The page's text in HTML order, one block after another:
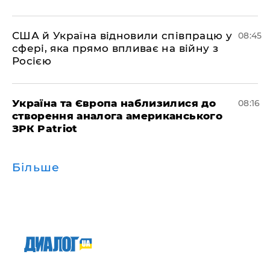
США й Україна відновили співпрацю у
сфері, яка прямо впливає на війну з
Росією
08:45
Україна та Європа наблизилися до
створення аналога американського
ЗРК Patriot
08:16
Більше